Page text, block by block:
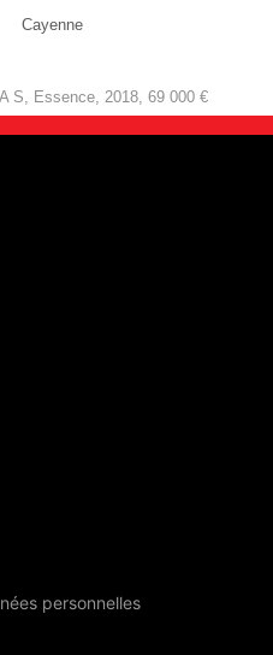
Cayenne
S, Essence, 2018, 69 000 €
personnelles